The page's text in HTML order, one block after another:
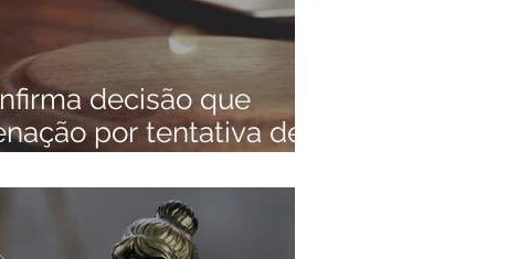
decisão que
por tentativa de